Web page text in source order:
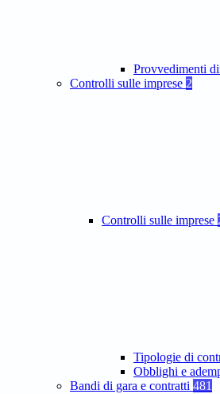
Provvedimenti
Controlli sulle imprese 2
Controlli sulle imprese
Tipologie di
Obblighi e
Bandi di gara e contratti 481